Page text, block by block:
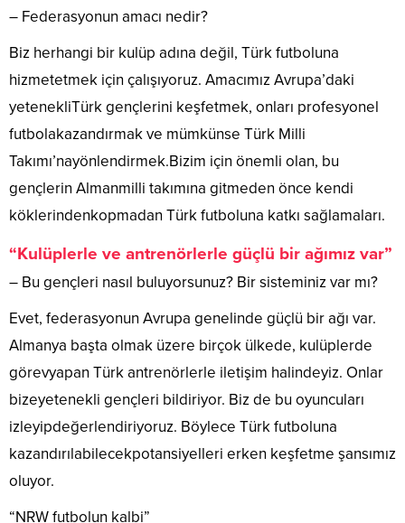
– Federasyonun amacı nedir?
Biz herhangi bir kulüp adına değil, Türk futboluna
hizmetetmek için çalışıyoruz. Amacımız Avrupa’daki
yetenekliTürk gençlerini keşfetmek, onları profesyonel
futbolakazandırmak ve mümkünse Türk Milli
Takımı’nayönlendirmek.Bizim için önemli olan, bu
gençlerin Almanmilli takımına gitmeden önce kendi
köklerindenkopmadan Türk futboluna katkı sağlamaları.
“Kulüplerle ve antrenörlerle güçlü bir ağımız var”
– Bu gençleri nasıl buluyorsunuz? Bir sisteminiz var mı?
Evet, federasyonun Avrupa genelinde güçlü bir ağı var.
Almanya başta olmak üzere birçok ülkede, kulüplerde
görevyapan Türk antrenörlerle iletişim halindeyiz. Onlar
bizeyetenekli gençleri bildiriyor. Biz de bu oyuncuları
izleyipdeğerlendiriyoruz. Böylece Türk futboluna
kazandırılabilecekpotansiyelleri erken keşfetme şansımız
oluyor.
“NRW futbolun kalbi”